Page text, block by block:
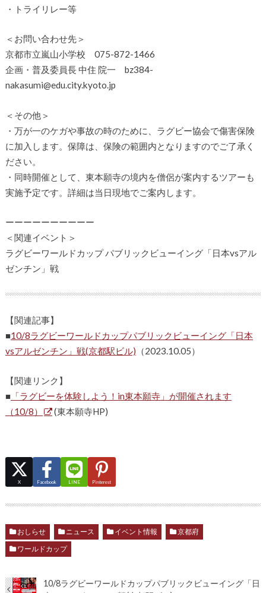
・トライリレー等
＜お問い合わせ先＞
京都市立嵐山小学校 075-872-1466
企画・普及委員長 中住 院一 bz384-
nakasumi@edu.city.kyoto.jp
＜その他＞
・万が一のケガや事故の時のために、ラグビー協会で傷害保険
に加入します。保障は、保険の範囲内となりますのでご了承く
ださい。
・同時開催として、東本願寺の境内を僧侶が案内するツアーも
実施予定です。詳細は当日現地でご案内します。
ーーーーーーーーーー
＜関連イベント＞
ラグビーワールドカップ パブリックビューイング「日本vsアル
ゼンチン」戦
【関連記事】
■10/8ラグビーワールドカップパブリックビューイング「日本
vsアルゼンチン」戦(京都駅ビル) （2023.10.05）
【関連リンク】
■「ラグビーを体験しよう！in東本願寺」が開催されます
（10/8）
(東本願寺HP)
X Facebook LINE Pinterest
おしらせ ニュース イベント情報
京都府
ワールドカップ
10/8ラグビーワールドカップパブリックビューイング「日